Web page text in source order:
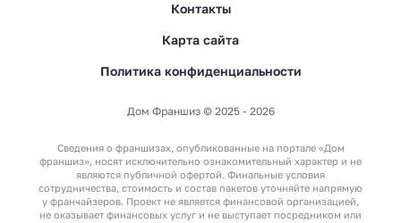
Контакты
Карта сайта
Политика конфиденциальности
Дом Франшиз © 2025 - 2026